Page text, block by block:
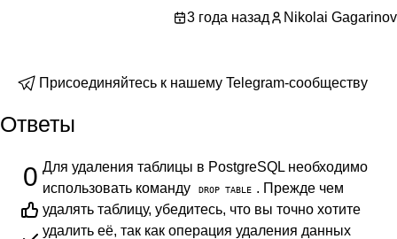
3 года назад Nikolai Gagarinov
Присоединяйтесь к нашему Telegram-сообществу
Ответы
0 Для удаления таблицы в PostgreSQL необходимо
использовать команду
DROP TABLE . Прежде чем
удалять таблицу, убедитесь, что вы точно хотите
удалить её, так как операция удаления данных